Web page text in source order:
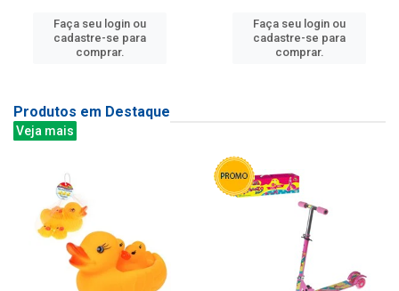
Faça seu login ou
cadastre-se para
comprar.
Faça seu login ou
cadastre-se para
comprar.
Produtos em Destaque
Veja mais